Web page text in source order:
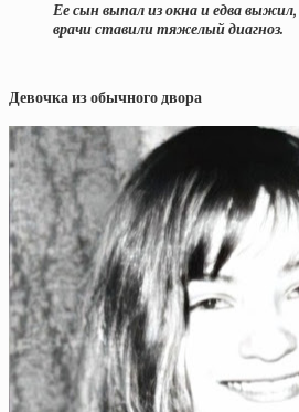
Ее сын выпал из окна и едва
врачи ставили тяжелый диагноз.
Девочка из обычного двора